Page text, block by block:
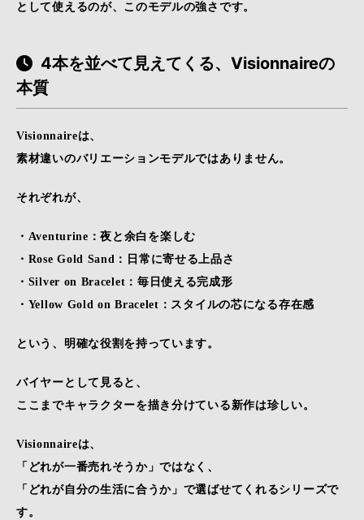
として使えるのが、このモデルの強さです。
4本を並べて見えてくる、Visionnaireの
本質
Visionnaireは、
素材違いのバリエーションモデルではありません。
それぞれが、
・Aventurine：夜と余白を楽しむ
・Rose Gold Sand：日常に寄せる上品さ
・Silver on Bracelet：毎日使える完成形
・Yellow Gold on Bracelet：スタイルの芯になる存在感
という、明確な役割を持っています。
バイヤーとして見ると、
ここまでキャラクターを描き分けている新作は珍しい。
Visionnaireは、
「どれが一番売れそうか」ではなく、
「どれが自分の生活に合うか」で選ばせてくれるシリーズで
す。